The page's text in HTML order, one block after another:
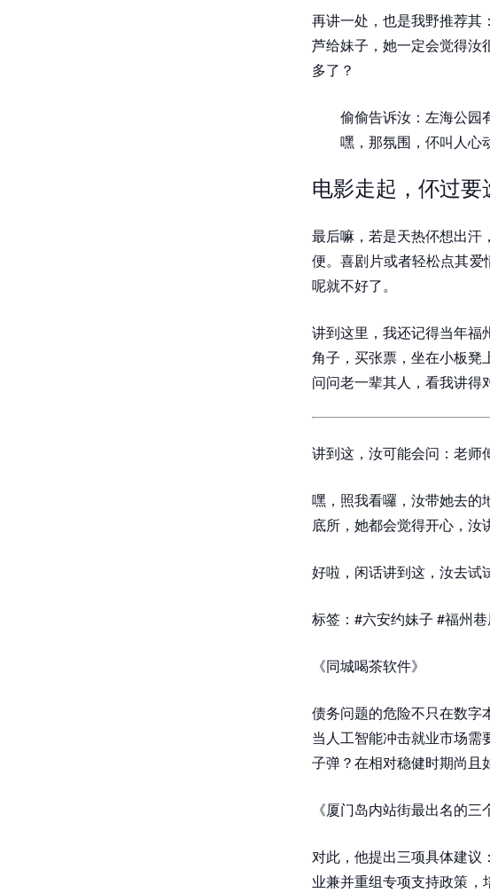
再讲一处，也是我野推荐其
芦给妹子，她一定会觉得汝
多了？
偷偷告诉汝：左海公园
嘿，那氛围，伓叫人心
电影走起，伓过要
最后嘛，若是天热伓想出汗
便。喜剧片或者轻松点其爱
呢就不好了。
讲到这里，我还记得当年福
角子，买张票，坐在小板凳
问问老一辈其人，看我讲得
讲到这，汝可能会问：老师
嘿，照我看囉，汝带她去的
底所，她都会觉得开心，汝
好啦，闲话讲到这，汝去试
标签：#六安约妹子 #福州
《同城喝茶软件》
债务问题的危险不只在数字
当人工智能冲击就业市场
子弹？在相对稳健时期尚且
《厦门岛内站街最出名的三
对此，他提出三项具体建议
业兼并重组专项支持政策，